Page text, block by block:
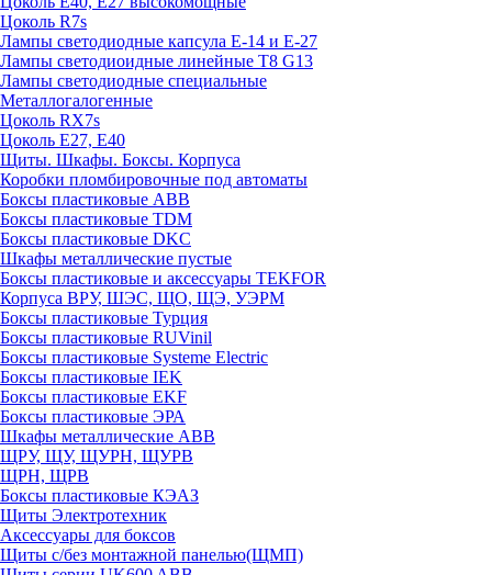
Цоколь R7s
Лампы светодиодные капсула Е-14 и Е-27
Лампы светодиоидные линейные T8 G13
Лампы светодиодные специальные
Металлогалогенные
Цоколь RX7s
Цоколь Е27, E40
Щиты. Шкафы. Боксы. Корпуса
Коробки пломбировочные под автоматы
Боксы пластиковые ABB
Боксы пластиковые TDM
Боксы пластиковые DKC
Шкафы металлические пустые
Боксы пластиковые и аксессуары TEKFOR
Корпуса ВРУ, ШЭС, ЩО, ЩЭ, УЭРМ
Боксы пластиковые Турция
Боксы пластиковые RUVinil
Боксы пластиковые Systeme Electric
Боксы пластиковые IEK
Боксы пластиковые EKF
Боксы пластиковые ЭРА
Шкафы металлические ABB
ЩРУ, ЩУ, ЩУРН, ЩУРВ
ЩРН, ЩРВ
Боксы пластиковые КЭАЗ
Щиты Электротехник
Аксессуары для боксов
Щиты с/без монтажной панелью(ЩМП)